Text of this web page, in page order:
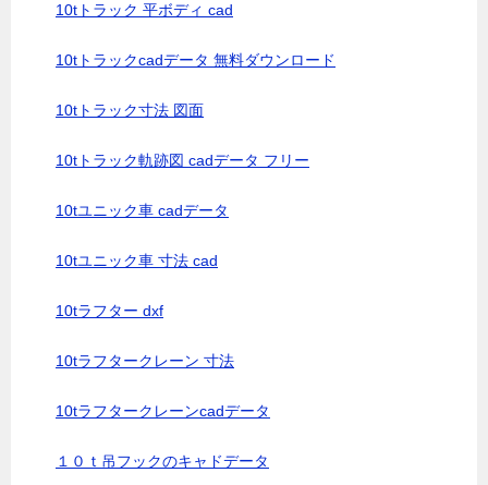
10tトラック 平ボディ cad
10tトラックcadデータ 無料ダウンロード
10tトラック寸法 図面
10tトラック軌跡図 cadデータ フリー
10tユニック車 cadデータ
10tユニック車 寸法 cad
10tラフター dxf
10tラフタークレーン 寸法
10tラフタークレーンcadデータ
１０ｔ吊フックのキャドデータ